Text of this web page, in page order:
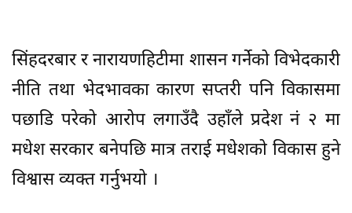
सिंहदरबार र नारायणहिटीमा शासन गर्नेको विभेदकारी
नीति तथा भेदभावका कारण सप्तरी पनि विकासमा
पछाडि परेको आरोप लगाउँदै उहाँले प्रदेश नं २ मा
मधेश सरकार बनेपछि मात्र तराई मधेशको विकास हुने
विश्वास व्यक्त गर्नुभयो ।